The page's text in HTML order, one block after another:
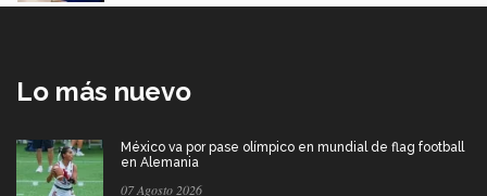
Lo más nuevo
México va por pase olímpico en mundial de flag football
en Alemania
07 Agosto 2026